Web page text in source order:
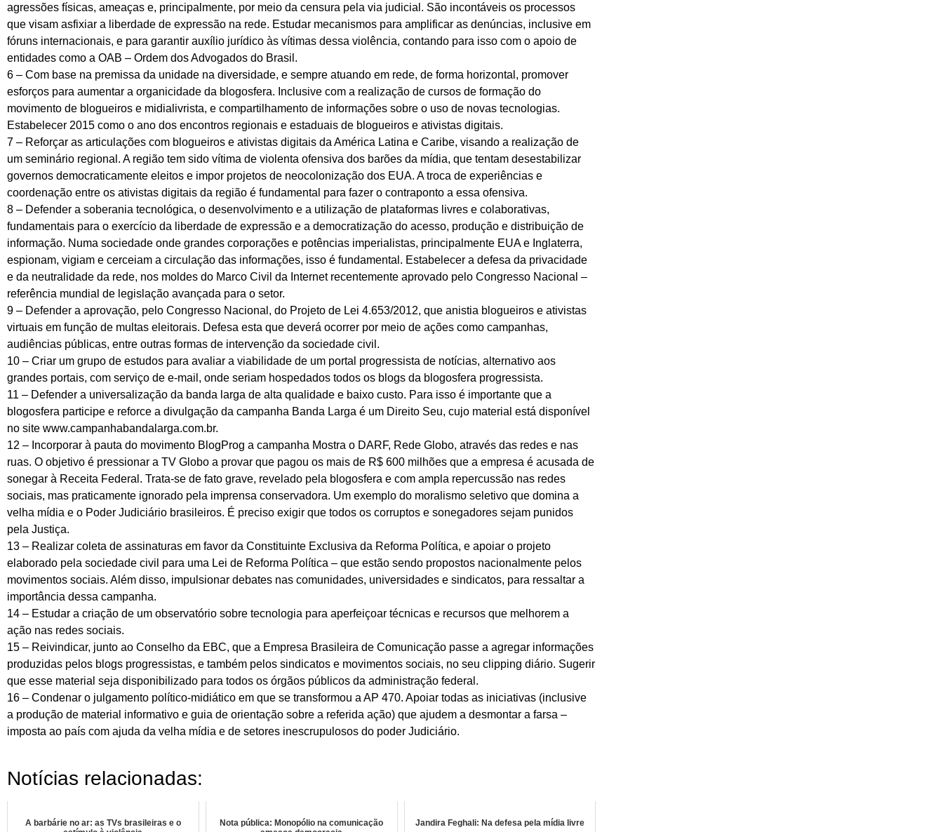
agressões físicas, ameaças e, principalmente, por meio da censura pela via judicial. São incontáveis os processos
que visam asfixiar a liberdade de expressão na rede. Estudar mecanismos para amplificar as denúncias, inclusive em
fóruns internacionais, e para garantir auxílio jurídico às vítimas dessa violência, contando para isso com o apoio de
entidades como a OAB – Ordem dos Advogados do Brasil.
6 – Com base na premissa da unidade na diversidade, e sempre atuando em rede, de forma horizontal, promover
esforços para aumentar a organicidade da blogosfera. Inclusive com a realização de cursos de formação do
movimento de blogueiros e midialivrista, e compartilhamento de informações sobre o uso de novas tecnologias.
Estabelecer 2015 como o ano dos encontros regionais e estaduais de blogueiros e ativistas digitais.
7 – Reforçar as articulações com blogueiros e ativistas digitais da América Latina e Caribe, visando a realização de
um seminário regional. A região tem sido vítima de violenta ofensiva dos barões da mídia, que tentam desestabilizar
governos democraticamente eleitos e impor projetos de neocolonização dos EUA. A troca de experiências e
coordenação entre os ativistas digitais da região é fundamental para fazer o contraponto a essa ofensiva.
8 – Defender a soberania tecnológica, o desenvolvimento e a utilização de plataformas livres e colaborativas,
fundamentais para o exercício da liberdade de expressão e a democratização do acesso, produção e distribuição de
informação. Numa sociedade onde grandes corporações e potências imperialistas, principalmente EUA e Inglaterra,
espionam, vigiam e cerceiam a circulação das informações, isso é fundamental. Estabelecer a defesa da privacidade
e da neutralidade da rede, nos moldes do Marco Civil da Internet recentemente aprovado pelo Congresso Nacional –
referência mundial de legislação avançada para o setor.
9 – Defender a aprovação, pelo Congresso Nacional, do Projeto de Lei 4.653/2012, que anistia blogueiros e ativistas
virtuais em função de multas eleitorais. Defesa esta que deverá ocorrer por meio de ações como campanhas,
audiências públicas, entre outras formas de intervenção da sociedade civil.
10 – Criar um grupo de estudos para avaliar a viabilidade de um portal progressista de notícias, alternativo aos
grandes portais, com serviço de e-mail, onde seriam hospedados todos os blogs da blogosfera progressista.
11 – Defender a universalização da banda larga de alta qualidade e baixo custo. Para isso é importante que a
blogosfera participe e reforce a divulgação da campanha Banda Larga é um Direito Seu, cujo material está disponível
no site www.campanhabandalarga.com.br.
12 – Incorporar à pauta do movimento BlogProg a campanha Mostra o DARF, Rede Globo, através das redes e nas
ruas. O objetivo é pressionar a TV Globo a provar que pagou os mais de R$ 600 milhões que a empresa é acusada de
sonegar à Receita Federal. Trata-se de fato grave, revelado pela blogosfera e com ampla repercussão nas redes
sociais, mas praticamente ignorado pela imprensa conservadora. Um exemplo do moralismo seletivo que domina a
velha mídia e o Poder Judiciário brasileiros. É preciso exigir que todos os corruptos e sonegadores sejam punidos
pela Justiça.
13 – Realizar coleta de assinaturas em favor da Constituinte Exclusiva da Reforma Política, e apoiar o projeto
elaborado pela sociedade civil para uma Lei de Reforma Política – que estão sendo propostos nacionalmente pelos
movimentos sociais. Além disso, impulsionar debates nas comunidades, universidades e sindicatos, para ressaltar a
importância dessa campanha.
14 – Estudar a criação de um observatório sobre tecnologia para aperfeiçoar técnicas e recursos que melhorem a
ação nas redes sociais.
15 – Reivindicar, junto ao Conselho da EBC, que a Empresa Brasileira de Comunicação passe a agregar informações
produzidas pelos blogs progressistas, e também pelos sindicatos e movimentos sociais, no seu clipping diário. Sugerir
que esse material seja disponibilizado para todos os órgãos públicos da administração federal.
16 – Condenar o julgamento político-midiático em que se transformou a AP 470. Apoiar todas as iniciativas (inclusive
a produção de material informativo e guia de orientação sobre a referida ação) que ajudem a desmontar a farsa –
imposta ao país com ajuda da velha mídia e de setores inescrupulosos do poder Judiciário.
Notícias relacionadas:
A barbárie no ar: as TVs brasileiras e o
Nota pública: Monopólio na comunicação
Jandira Feghali: Na defesa pela mídia livre